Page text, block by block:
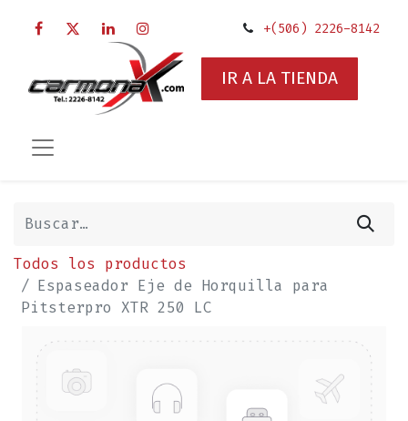
+(506) 2226-8142
IR A LA TIENDA
Todos los productos
Espaseador Eje de Horquilla para
Pitsterpro XTR 250 LC